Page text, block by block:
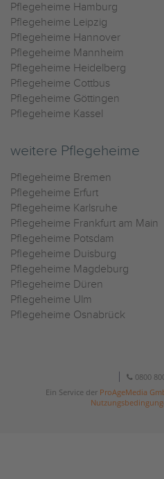
Pflegeheime Hamburg
Pflegeheime Leipzig
Pflegeheime Hannover
Pflegeheime Mannheim
Pflegeheime Heidelberg
Pflegeheime Cottbus
Pflegeheime Göttingen
Pflegeheime Kassel
weitere Pflegeheime
Pflegeheime Bremen
Pflegeheime Erfurt
Pflegeheime Karlsruhe
Pflegeheime Frankfurt am Main
Pflegeheime Potsdam
Pflegeheime Duisburg
Pflegeheime Magdeburg
Pflegeheime Düren
Pflegeheime Ulm
Pflegeheime Osnabrück
0800
Ein Service der ProAgeMedia